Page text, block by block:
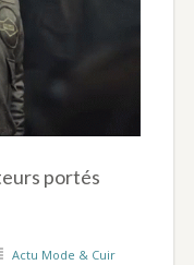
portés
Actu Mode & Cuir